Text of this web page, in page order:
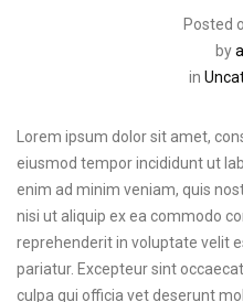
Posted
by
in
Lorem ipsum dolor sit amet,
eiusmod tempor incididunt ut
enim ad minim veniam, quis
nisi ut aliquip ex ea commodo
reprehenderit in voluptate velit
pariatur. Excepteur sint
culpa qui officia vet deserunt